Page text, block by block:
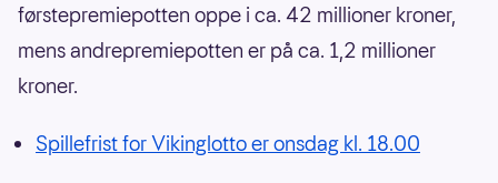
førstepremiepotten oppe i ca. 42 millioner kroner,
mens andrepremiepotten er på ca. 1,2 millioner
kroner.
Spillefrist for Vikinglotto er onsdag kl. 18.00